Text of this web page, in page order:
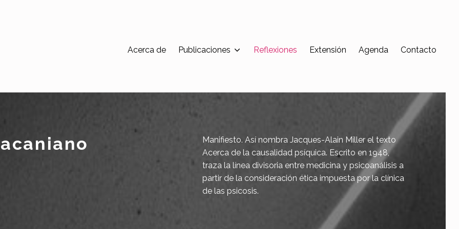
Acerca de Publicaciones Reflexiones Extensión Agenda Contacto
Manifiesto. Así nombra Jacques-Alain Miller el texto
Acerca de la causalidad psíquica. Escrito en 1948,
traza la línea divisoria entre medicina y psicoanálisis a
partir de la consideración ética impuesta por la clínica
de las psicosis.